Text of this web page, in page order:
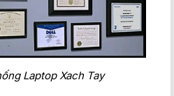
Laptop Xach Tay